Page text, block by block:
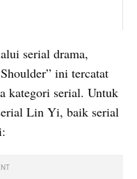
serial drama,
ini tercatat
kategori serial. Untuk
Lin Yi, baik serial